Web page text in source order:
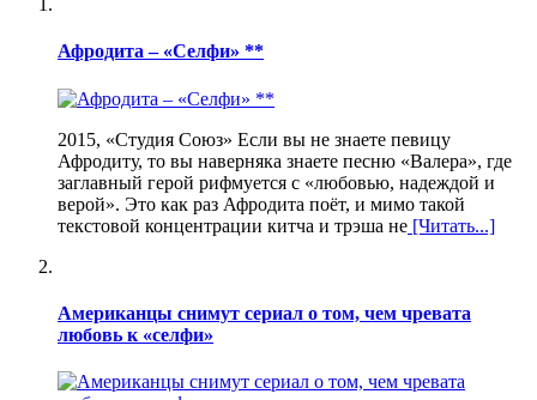
Афродита – «Селфи» **
2015, «Студия Союз» Если вы не знаете певицу
Афродиту, то вы наверняка знаете песню «Валера», где
заглавный герой рифмуется с «любовью, надеждой и
верой». Это как раз Афродита поёт, и мимо такой
текстовой концентрации китча и трэша не [Читать...]
Американцы снимут сериал о том, чем чревата
любовь к «селфи»